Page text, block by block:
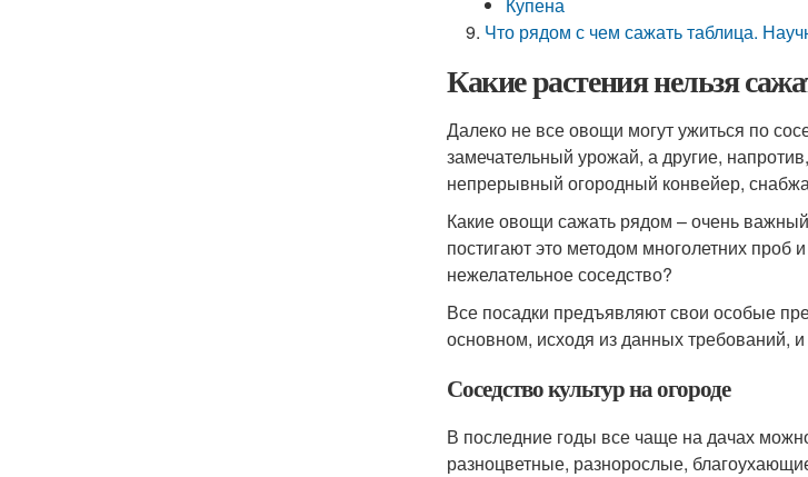
Что рядом с чем сажать таблица.
Какие растения нельзя
Далеко не все овощи могут ужиться по
замечательный урожай, а другие,
непрерывный огородный конвейер,
Какие овощи сажать рядом – очень
постигают это методом многолетних проб
нежелательное соседство?
Все посадки предъявляют свои особые
основном, исходя из данных требований, и
Соседство культур на огороде
В последние годы все чаще на дачах
разноцветные, разнорослые,